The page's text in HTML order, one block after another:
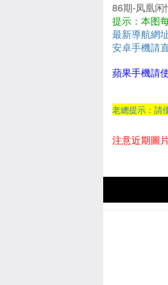
86期-凤凰闲
提示：本图
最新導航網
安卓手機請
蘋果手機請
老總提示：請
注意近期圖